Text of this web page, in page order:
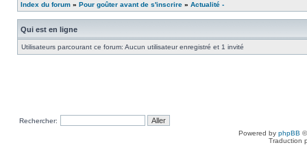
Index du forum » Pour goûter avant de s'inscrire » Actualité -
Qui est en ligne
Utilisateurs parcourant ce forum: Aucun utilisateur enregistré et 1 invité
Rechercher:
Powered by phpBB
Traduction